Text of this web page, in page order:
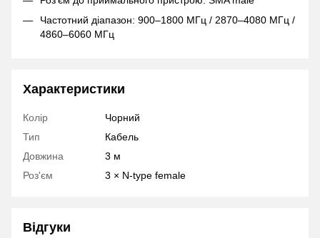
Частотний діапазон: 900–1800 МГц / 2870–4080 МГц /
4860–6060 МГц
Характеристики
Колір
Чорний
Тип
Кабель
Довжина
3 м
Роз'єм
3 × N-type female
Відгуки